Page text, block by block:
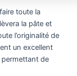
toute la
la pâte et
l’originalité de
un excellent
permettant de